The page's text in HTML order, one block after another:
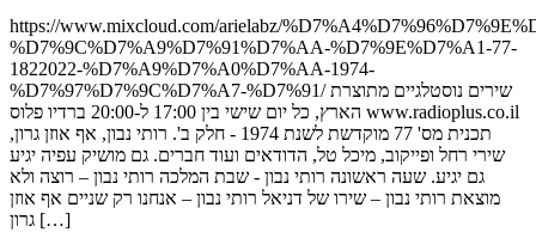
https://www.mixcloud.com/arielabz/
%D7%9C%D7%A9%D7%91%D7%AA-%D7%9E%D7%A1-77-
1822022-%D7%A9%D7%A0%D7%AA-1974-
%D7%97%D7%9C%D7%A7-%D7%91/ שירים נוסטלגיים מתוצרת
הארץ, כל יום שישי בין 17:00 ל-20:00 ברדיו פלוס www.radioplus.co.il
תכנית מס' 77 מוקדשת לשנת 1974 - חלק ב'. רותי נבון, אף אוזן גרון,
שירי רחל ופייקוב, מיכל טל, הדודאים ועוד חברים. גם מושיק עפיה יגיע
גם יגיע. שעה ראשונה רותי נבון - שבת המלכה רותי נבון – רוצה ולא
מוצאת רותי נבון – שירו של דניאל רותי נבון – אנחנו רק שניים אף אוזן
גרון […]